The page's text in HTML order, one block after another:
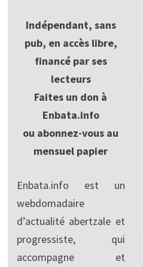
Indépendant, sans
pub, en accès libre,
financé par ses
lecteurs
Faites un don à
Enbata.info
ou abonnez-vous au
mensuel papier
Enbata.info est un
webdomadaire
d’actualité abertzale et
progressiste, qui
accompagne et